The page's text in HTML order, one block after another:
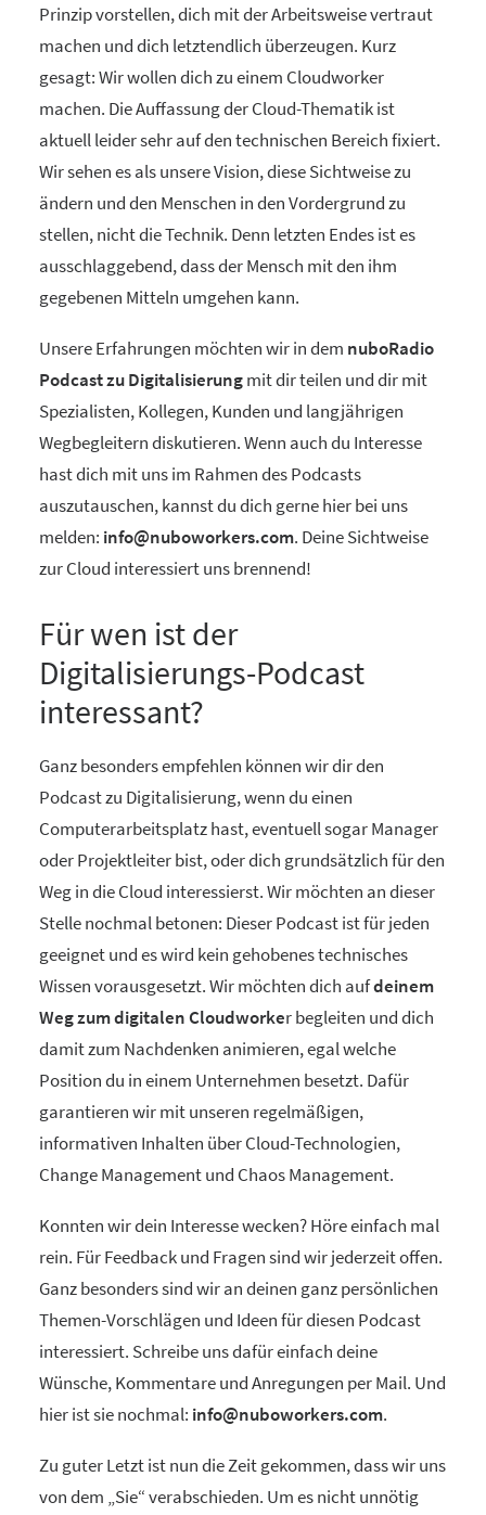
Prinzip vorstellen, dich mit der Arbeitsweise vertraut
machen und dich letztendlich überzeugen. Kurz
gesagt: Wir wollen dich zu einem Cloudworker
machen. Die Auffassung der Cloud-Thematik ist
aktuell leider sehr auf den technischen Bereich fixiert.
Wir sehen es als unsere Vision, diese Sichtweise zu
ändern und den Menschen in den Vordergrund zu
stellen, nicht die Technik. Denn letzten Endes ist es
ausschlaggebend, dass der Mensch mit den ihm
gegebenen Mitteln umgehen kann.
Unsere Erfahrungen möchten wir in dem nuboRadio
Podcast zu Digitalisierungmit dir teilen und dir mit
Spezialisten, Kollegen, Kunden und langjährigen
Wegbegleitern diskutieren. Wenn auch du Interesse
hast dich mit uns im Rahmen des Podcasts
auszutauschen, kannst du dich gerne hier bei uns
melden: info@nuboworkers.com. Deine Sichtweise
zur Cloud interessiert uns brennend!
Für wen ist der
Digitalisierungs-Podcast
interessant?
Ganz besonders empfehlen können wir dir den
Podcast zu Digitalisierung, wenn du einen
Computerarbeitsplatz hast, eventuell sogar Manager
oder Projektleiter bist, oder dich grundsätzlich für den
Weg in die Cloud interessierst. Wir möchten an dieser
Stelle nochmal betonen: Dieser Podcast ist für jeden
geeignet und es wird kein gehobenes technisches
Wissen vorausgesetzt. Wir möchten dich aufdeinem
Weg zum digitalen Cloudworker begleiten und dich
damit zum Nachdenken animieren, egal welche
Position du in einem Unternehmen besetzt. Dafür
garantieren wir mit unseren regelmäßigen,
informativen Inhalten über Cloud-Technologien,
Change Management und Chaos Management.
Konnten wir dein Interesse wecken? Höre einfach mal
rein. Für Feedback und Fragen sind wir jederzeit offen.
Ganz besonders sind wir an deinen ganz persönlichen
Themen-Vorschlägen und Ideen für diesen Podcast
interessiert. Schreibe uns dafür einfach deine
Wünsche, Kommentare und Anregungen per Mail. Und
hier ist sie nochmal: info@nuboworkers.com.
Zu guter Letzt ist nun die Zeit gekommen, dass wir uns
von dem „Sie“ verabschieden. Um es nicht unnötig